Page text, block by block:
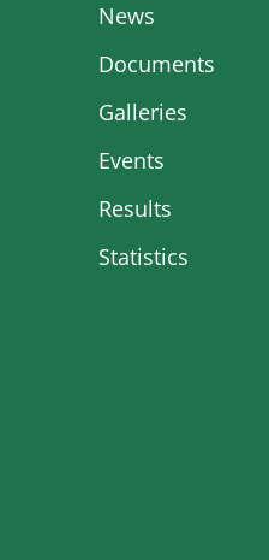
News
Documents
Galleries
Events
Results
Statistics